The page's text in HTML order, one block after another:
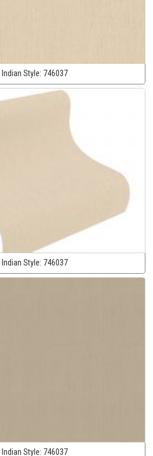
Indian Style: 746037
Indian Style: 746037
Indian Style: 746037